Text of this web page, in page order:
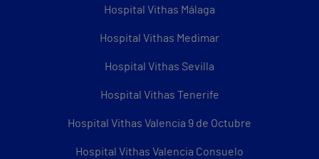
Hospital Vithas Málaga
Hospital Vithas Medimar
Hospital Vithas Sevilla
Hospital Vithas Tenerife
Hospital Vithas Valencia 9 de Octubre
Hospital Vithas Valencia Consuelo